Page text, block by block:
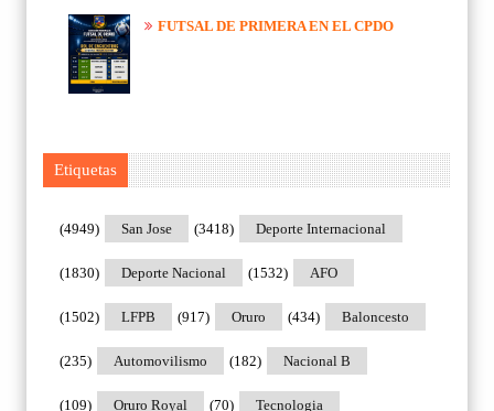
FUTSAL DE PRIMERA EN EL CPDO
Etiquetas
San Jose
(4949) Deporte Internacional
(3418)
Deporte Nacional
(1830) AFO
(1532)
LFPB
(1502) Oruro
(917) Baloncesto
(434)
Automovilismo
(235) Nacional B
(182)
Oruro Royal
(109) Tecnologia
(70)